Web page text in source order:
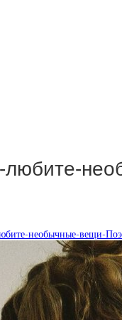
любите-
необычные-вещи-